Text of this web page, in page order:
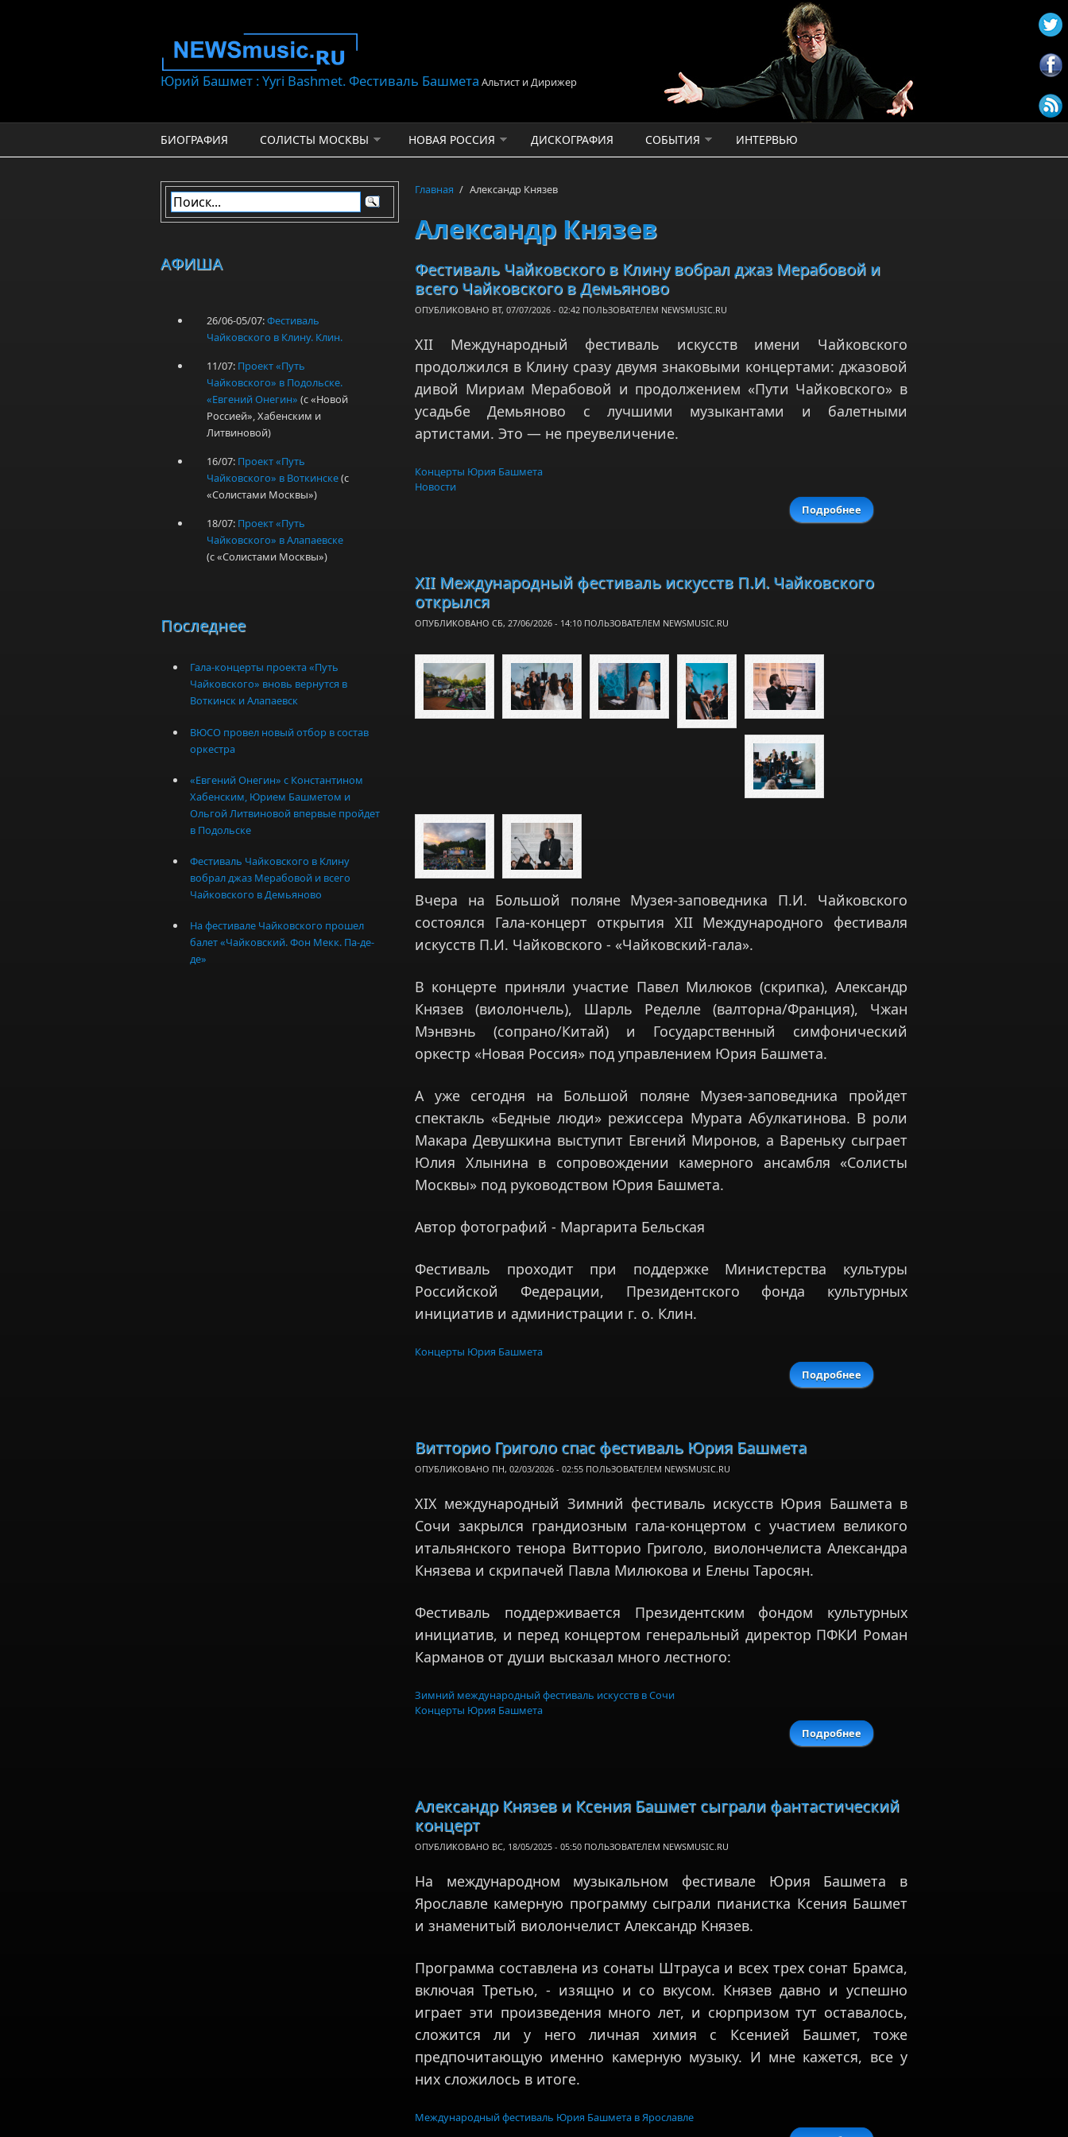
Юрий Башмет : Yyri Bashmet. Фестиваль Башмета Альтист и Дирижер
БИОГРАФИЯ СОЛИСТЫ МОСКВЫ НОВАЯ РОССИЯ ДИСКОГРАФИЯ СОБЫТИЯ ИНТЕРВЬЮ
АФИША
26/06-05/07:Фестиваль
Чайковского в Клину. Клин.
11/07: Проект «Путь
Чайковского» в Подольске.
«Евгений Онегин» (с «Новой
Россией», Хабенским и
Литвиновой)
16/07: Проект «Путь
Чайковского» в Воткинске(с
«Солистами Москвы»)
18/07: Проект «Путь
Чайковского» в Алапаевске
(с «Солистами Москвы»)
Последнее
Гала-концерты проекта «Путь
Чайковского» вновь вернутся в
Воткинск и Алапаевск
ВЮСО провел новый отбор в состав
оркестра
«Евгений Онегин» с Константином
Хабенским, Юрием Башметом и
Ольгой Литвиновой впервые пройдет
в Подольске
Фестиваль Чайковского в Клину
вобрал джаз Мерабовой и всего
Чайковского в Демьяново
На фестивале Чайковского прошел
балет «Чайковский. Фон Мекк. Па-де-
де»
Главная / Александр Князев
Александр Князев
Фестиваль Чайковского в Клину вобрал джаз Мерабовой и
всего Чайковского в Демьяново
ОПУБЛИКОВАНО ВТ, 07/07/2026 - 02:42 ПОЛЬЗОВАТЕЛЕМ NEWSMUSIC.RU
XII Международный фестиваль искусств имени Чайковского
продолжился в Клину сразу двумя знаковыми концертами: джазовой
дивой Мириам Мерабовой и продолжением «Пути Чайковского» в
усадьбе Демьяново с лучшими музыкантами и балетными
артистами. Это — не преувеличение.
Концерты Юрия Башмета
Новости
Подробнее
XII Международный фестиваль искусств П.И. Чайковского
открылся
ОПУБЛИКОВАНО СБ, 27/06/2026 - 14:10 ПОЛЬЗОВАТЕЛЕМ NEWSMUSIC.RU
Вчера на Большой поляне Музея-заповедника П.И. Чайковского
состоялся Гала-концерт открытия XII Международного фестиваля
искусств П.И. Чайковского - «Чайковский-гала».
В концерте приняли участие Павел Милюков (скрипка), Александр
Князев (виолончель), Шарль Ределле (валторна/Франция), Чжан
Мэнвэнь (сопрано/Китай) и Государственный симфонический
оркестр «Новая Россия» под управлением Юрия Башмета.
А уже сегодня на Большой поляне Музея-заповедника пройдет
спектакль «Бедные люди» режиссера Мурата Абулкатинова. В роли
Макара Девушкина выступит Евгений Миронов, а Вареньку сыграет
Юлия Хлынина в сопровождении камерного ансамбля «Солисты
Москвы» под руководством Юрия Башмета.
Автор фотографий - Маргарита Бельская
Фестиваль проходит при поддержке Министерства культуры
Российской Федерации, Президентского фонда культурных
инициатив и администрации г. о. Клин.
Концерты Юрия Башмета
Подробнее
искусств П.И. Чайковского открылся
Витторио Григоло спас фестиваль Юрия Башмета
ОПУБЛИКОВАНО ПН, 02/03/2026 - 02:55 ПОЛЬЗОВАТЕЛЕМ NEWSMUSIC.RU
XIX международный Зимний фестиваль искусств Юрия Башмета в
Сочи закрылся грандиозным гала-концертом с участием великого
итальянского тенора Витторио Григоло, виолончелиста Александра
Князева и скрипачей Павла Милюкова и Елены Таросян.
Фестиваль поддерживается Президентским фондом культурных
инициатив, и перед концертом генеральный директор ПФКИ Роман
Карманов от души высказал много лестного:
Зимний международный фестиваль искусств в Сочи
Концерты Юрия Башмета
Подробнее
Александр Князев и Ксения Башмет сыграли фантастический
концерт
ОПУБЛИКОВАНО ВС, 18/05/2025 - 05:50 ПОЛЬЗОВАТЕЛЕМ NEWSMUSIC.RU
На международном музыкальном фестивале Юрия Башмета в
Ярославле камерную программу сыграли пианистка Ксения Башмет
и знаменитый виолончелист Александр Князев.
Программа составлена из сонаты Штрауса и всех трех сонат Брамса,
включая Третью, - изящно и со вкусом. Князев давно и успешно
играет эти произведения много лет, и сюрпризом тут оставалось,
сложится ли у него личная химия с Ксенией Башмет, тоже
предпочитающую именно камерную музыку. И мне кажется, все у
них сложилось в итоге.
Международный фестиваль Юрия Башмета в Ярославле